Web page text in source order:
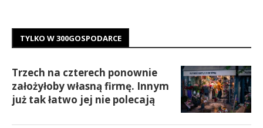
TYLKO W 300GOSPODARCE
Trzech na czterech ponownie
założyłoby własną firmę. Innym
już tak łatwo jej nie polecają